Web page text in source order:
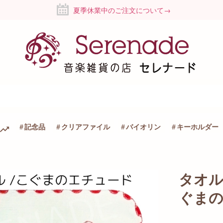
夏季休業中のご注文について→
記念品 クリアファイル バイオリン キーホルダー
タオ
ぐま